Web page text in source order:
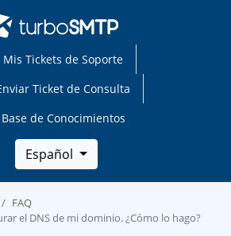
Mis Tickets de Soporte
Ticket de Consulta
Base de Conocimientos
Español
FAQ
el DNS de mi dominio. ¿Cómo lo hago?